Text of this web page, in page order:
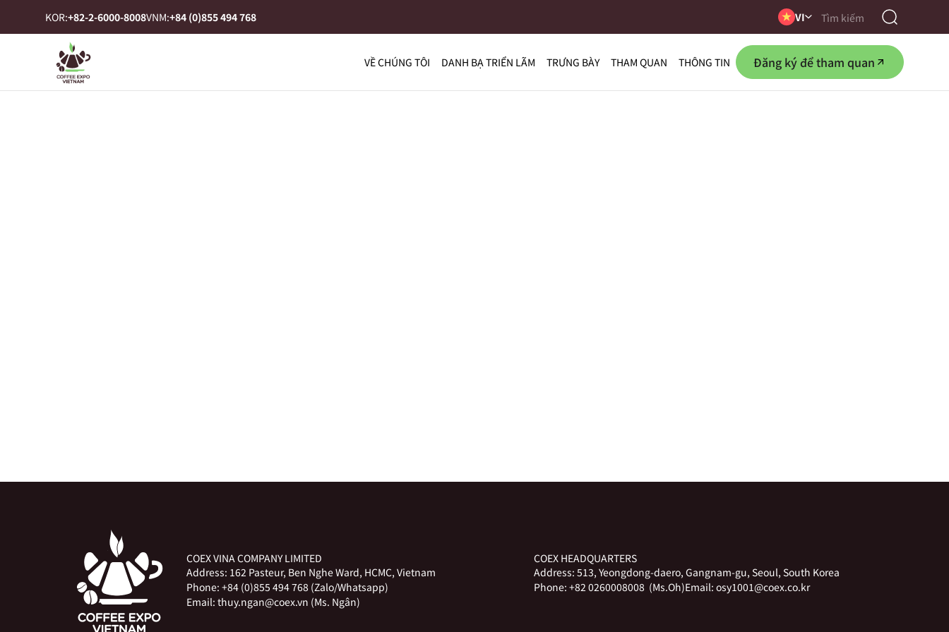
KOR:+82-2-6000-8008VNM:+84 (0)855 494 768 VI
VỀ CHÚNG TÔI DANH BẠ TRIỂN LÃM TRƯNG BÀY THAM QUAN THÔNG TIN Đăng ký để tham quan
COEX VINA COMPANY LIMITED
Address: 162 Pasteur, Ben Nghe Ward, HCMC, Vietnam
Phone: +84 (0)855 494 768 (Zalo/Whatsapp)
Email: thuy.ngan@coex.vn (Ms. Ngân)
COEX HEADQUARTERS
Address: 513, Yeongdong-daero, Gangnam-gu, Seoul, South Korea
Phone: +82 0260008008 (Ms.Oh)Email: osy1001@coex.co.kr